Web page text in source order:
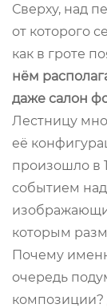
Сверху, над
от которого
как в гроте
нём
даже салон
Лестницу
её
произошло в
событием
которым
Почему
очередь
композиции?